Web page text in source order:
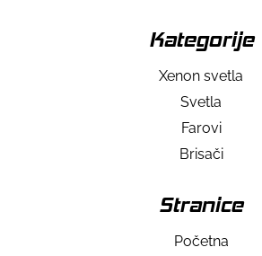
Kategorije
Xenon svetla
Svetla
Farovi
Brisači
Stranice
Početna